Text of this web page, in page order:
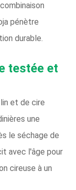
pénètre
durable.
testée et
et de cire
une
le séchage de
avec l'âge pour
cireuse à un